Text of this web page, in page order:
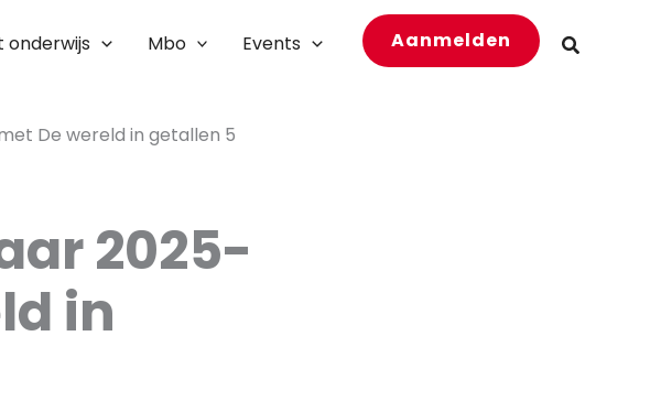
Mbo Events Aanmelden Zoeken
De wereld in getallen 5
2025-
in